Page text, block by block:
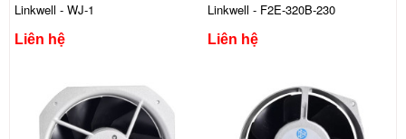
Linkwell - WJ-1
Liên hệ
Linkwell - F2E-320B-230
Liên hệ